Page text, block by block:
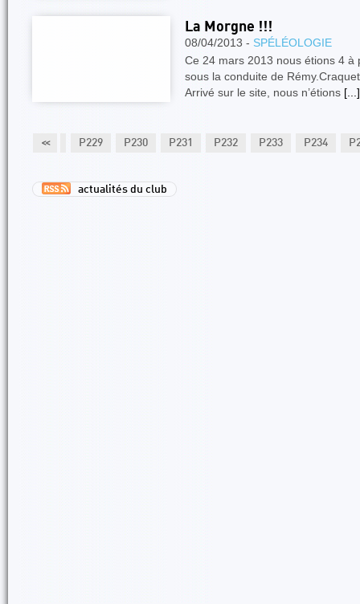
La Morgne !!!
08/04/2013 - SPÉLÉOLOGIE
Ce 24 mars 2013 nous étions 4 à
sous la conduite de
Arrivé sur le site, nous n’étions [...]
<<
P228 P229 P230 P231 P232 P233 P234
actualités du club